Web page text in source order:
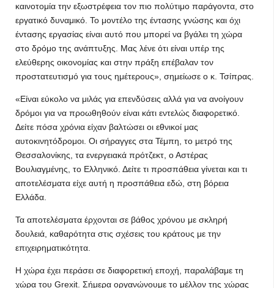
καινοτομία την εξωστρέφεια τον πιο πολύτιμο παράγοντα, στο
εργατικό δυναμικό. Το μοντέλο της έντασης γνώσης και όχι
έντασης εργασίας είναι αυτό που μπορεί να βγάλει τη χώρα
στο δρόμο της ανάπτυξης. Μας λένε ότι είναι υπέρ της
ελεύθερης οικονομίας και στην πράξη επέβαλαν τον
προστατευτισμό για τους ημέτερους», σημείωσε ο κ. Τσίπρας.
«Είναι εύκολο να μιλάς για επενδύσεις αλλά για να ανοίγουν
δρόμοι για να προωθηθούν είναι κάτι εντελώς διαφορετικό.
Δείτε πόσα χρόνια είχαν βαλτώσει οι εθνικοί μας
αυτοκινητόδρομοι. Οι σήραγγες στα Τέμπη, το μετρό της
Θεσσαλονίκης, τα ενεργειακά πρότζεκτ, ο Αστέρας
Βουλιαγμένης, το Ελληνικό. Δείτε τι προσπάθεια γίνεται και τι
αποτελέσματα είχε αυτή η προσπάθεια εδώ, στη βόρεια
Ελλάδα.
Τα αποτελέσματα έρχονται σε βάθος χρόνου με σκληρή
δουλειά, καθαρότητα στις σχέσεις του κράτους με την
επιχειρηματικότητα.
Η χώρα έχει περάσει σε διαφορετική εποχή, παραλάβαμε τη
χώρα του Grexit. Σήμερα οργανώνουμε το μέλλον της χώρας